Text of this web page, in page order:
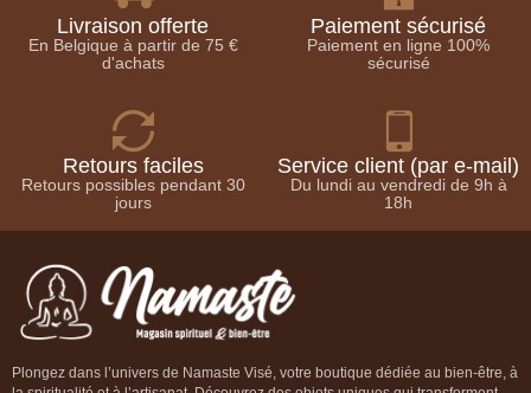
Livraison offerte
En Belgique à partir de 75 €
d'achats
Paiement sécurisé
Paiement en ligne 100%
sécurisé
Retours faciles
Retours possibles pendant 30
jours
Service client (par e-mail)
Du lundi au vendredi de 9h à
18h
Plongez dans l’univers de Namaste Visé, votre boutique dédiée au bien-être, à